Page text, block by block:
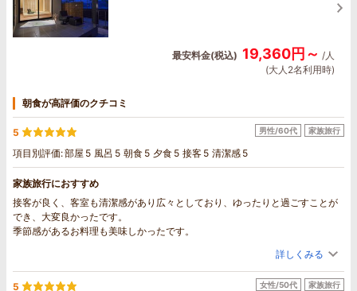
最安料金(税込) 19,360円～ /人
(大人2名利用時)
朝食が高評価のクチコミ
5
項目別評価:部屋 5 風呂 5 朝食 5 夕食 5 接客 5 清潔感 5
男性/60代 家族旅行
家族旅行におすすめ
接客が良く、客室も清潔感があり広々としており、ゆったりと過ごすことが
でき、大変良かったです。
季節感があるお料理も美味しかったです。
詳しくみる
5
女性/50代 家族旅行